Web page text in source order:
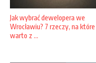
Jak wybrać dewelopera we
Wrocławiu? 7 rzeczy, na które
warto z ...